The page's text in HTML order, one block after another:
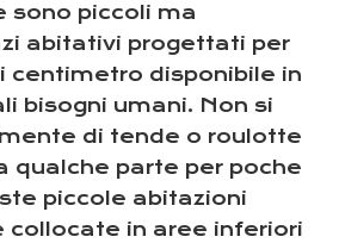
sono piccoli ma
abitativi progettati per
centimetro disponibile in
bisogni umani. Non si
di tende o roulotte
qualche parte per poche
piccole abitazioni
collocate in aree inferiori